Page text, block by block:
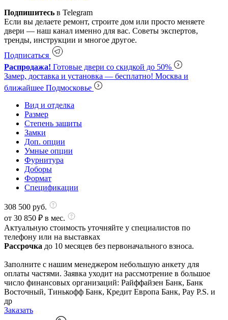
Подпишитесь в Telegram
Если вы делаете ремонт, строите дом или просто меняете
двери — наш канал именно для вас. Советы экспертов,
тренды, инструкции и многое другое.
Подписаться
Распродажа! Готовые двери со скидкой до 50%
Замер, доставка и установка — бесплатно! Москва и
ближайшее Подмосковье
Вид и отделка
Размер
Степень защиты
Замки
Доп. опции
Умные опции
Фурнитура
Доборы
Формат
Спецификации
308 500 руб.
от 30 850 ₽ в мес.
Актуальную стоимость уточняйте у специалистов по
телефону или на выставках
Рассрочка до 10 месяцев без первоначального взноса.
Заполните с нашим менеджером небольшую анкету для
оплаты частями. Заявка уходит на рассмотрение в большое
число финансовых организаций: Райффайзен Банк, Банк
Восточный, Тинькофф Банк, Кредит Европа Банк, Pay P.S. и
др
Заказать